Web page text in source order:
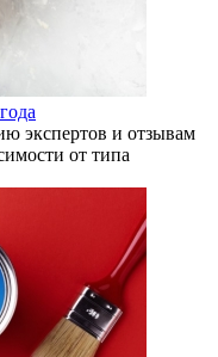
экспертов и отзывам
от типа